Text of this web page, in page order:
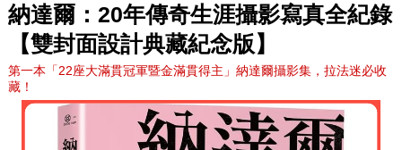
納達爾：20年傳奇生涯攝影寫真全紀錄
【雙封面設計典藏紀念版】
第一本「22座大滿貫冠軍暨金滿貫得主」納達爾攝影集，拉法迷必收
藏！